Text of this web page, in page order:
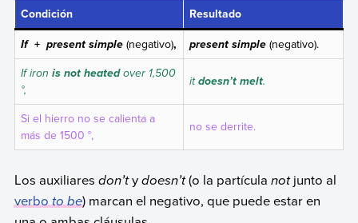
Condición Resultado
If + present simple (negativo), present simple (negativo).
If iron is not heatedover 1,500
°,
itdoesn’t melt.
Si el hierro no se calienta a
más de 1500 °,
no se derrite.
Los auxiliares don’tydoesn’t(o la partícula not junto al
verbo to be) marcan el negativo, que puede estar en